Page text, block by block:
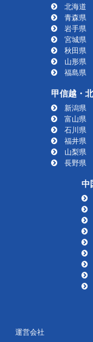
北海道
青森県
岩手県
宮城県
秋田県
山形県
福島県
甲信越・
新潟県
富山県
石川県
福井県
山梨県
長野県
中
運営会社